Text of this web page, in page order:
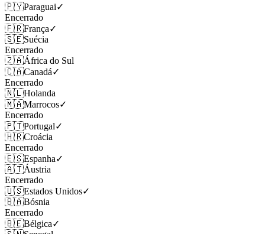
🇵🇾Paraguai✓
Encerrado
🇫🇷França✓
🇸🇪Suécia
Encerrado
🇿🇦África do Sul
🇨🇦Canadá✓
Encerrado
🇳🇱Holanda
🇲🇦Marrocos✓
Encerrado
🇵🇹Portugal✓
🇭🇷Croácia
Encerrado
🇪🇸Espanha✓
🇦🇹Áustria
Encerrado
🇺🇸Estados Unidos✓
🇧🇦Bósnia
Encerrado
🇧🇪Bélgica✓